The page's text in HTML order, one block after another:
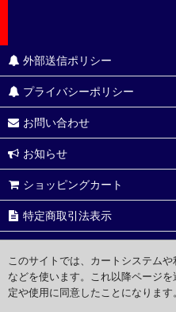
外部送信ポリシー
プライバシーポリシー
お問い合わせ
お知らせ
ショッピングカート
特定商取引法表示
Copyright © FAS
このサイトでは、カートシステム
などを使います。これ以降ページ
定や使用に同意したことになります